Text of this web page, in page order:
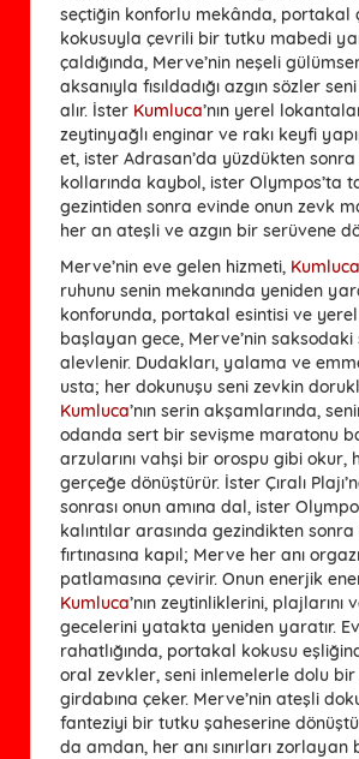
seçtiğin konforlu mekânda, portakal
kokusuyla çevrili bir tutku mabedi
çaldığında, Merve’nin neşeli
aksanıyla fısıldadığı azgın sözler
alır. İster Kumluca’nın yerel
zeytinyağlı enginar ve rakı keyfi
et, ister Adrasan’da yüzdükten sonra
kollarında kaybol, ister Olympos’ta
gezintiden sonra evinde onun zevk
her an ateşli ve azgın bir serüvene
Merve’nin eve gelen hizmeti, Kumluca
ruhunu senin mekanında yeniden
konforunda, portakal esintisi ve
başlayan gece, Merve’nin saksodaki
alevlenir. Dudakları, yalama ve
usta; her dokunuşu seni zevkin
Kumluca’nın serin akşamlarında,
odanda sert bir sevişme maratonu
arzularını vahşi bir orospu gibi okur,
gerçeğe dönüştürür. İster Çıralı
sonrası onun amına dal, ister
kalıntılar arasında gezindikten
fırtınasına kapıl; Merve her anı
patlamasına çevirir. Onun enerjik
Kumluca’nın zeytinliklerini, plajlarını
gecelerini yatakta yeniden yaratır.
rahatlığında, portakal kokusu
oral zevkler, seni inlemelerle dolu bir
girdabına çeker. Merve’nin ateşli
fanteziyi bir tutku şaheserine
da amdan, her anı sınırları zorlayan